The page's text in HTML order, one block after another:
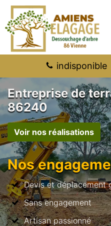
indisponible
Entreprise de
86240
Voir nos réalisations
Nos
Devis et déplacement
Sans engagement
Artisan passionné